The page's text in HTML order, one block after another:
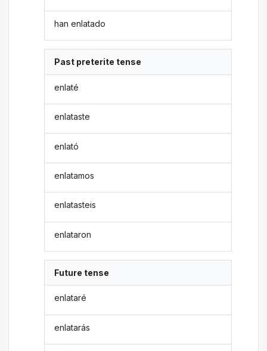
han enlatado
Past preterite tense
enlaté
enlataste
enlató
enlatamos
enlatasteis
enlataron
Future tense
enlataré
enlatarás